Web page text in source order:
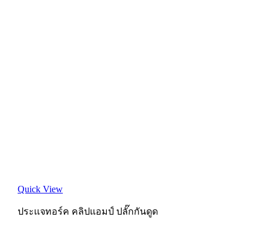
Quick View
ประเเจทอร์ค คลิปแอมป์ ปลั๊กกันดูด